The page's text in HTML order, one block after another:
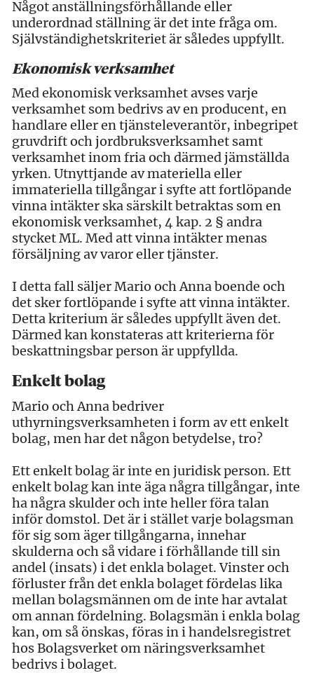
Något anställningsförhållande eller
underordnad ställning är det inte fråga om.
Självständighetskriteriet är således uppfyllt.
Ekonomisk verksamhet
Med ekonomisk verksamhet avses varje
verksamhet som bedrivs av en producent, en
handlare eller en tjänsteleverantör, inbegripet
gruvdrift och jordbruksverksamhet samt
verksamhet inom fria och därmed jämställda
yrken. Utnyttjande av materiella eller
immateriella tillgångar i syfte att fortlöpande
vinna intäkter ska särskilt betraktas som en
ekonomisk verksamhet, 4 kap. 2 § andra
stycket ML. Med att vinna intäkter menas
försäljning av varor eller tjänster.
I detta fall säljer Mario och Anna boende och
det sker fortlöpande i syfte att vinna intäkter.
Detta kriterium är således uppfyllt även det.
Därmed kan konstateras att kriterierna för
beskattningsbar person är uppfyllda.
Enkelt bolag
Mario och Anna bedriver
uthyrningsverksamheten i form av ett enkelt
bolag, men har det någon betydelse, tro?
Ett enkelt bolag är inte en juridisk person. Ett
enkelt bolag kan inte äga några tillgångar, inte
ha några skulder och inte heller föra talan
inför domstol. Det är i stället varje bolagsman
för sig som äger tillgångarna, innehar
skulderna och så vidare i förhållande till sin
andel (insats) i det enkla bolaget. Vinster och
förluster från det enkla bolaget fördelas lika
mellan bolagsmännen om de inte har avtalat
om annan fördelning. Bolagsmän i enkla bolag
kan, om så önskas, föras in i handelsregistret
hos Bolagsverket om näringsverksamhet
bedrivs i bolaget.